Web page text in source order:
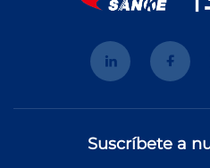
Suscríbete a